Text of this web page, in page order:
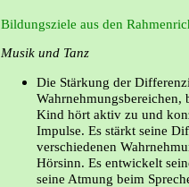
Bildungsziele aus den
Musik und Tanz
Die Stärkung der
Wahrnehmungsbereichen,
Kind hört aktiv zu und
Impulse. Es stärkt seine
verschiedenen
Hörsinn. Es entwickelt
seine Atmung beim